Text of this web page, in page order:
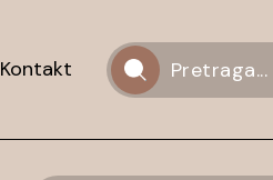
Kontakt